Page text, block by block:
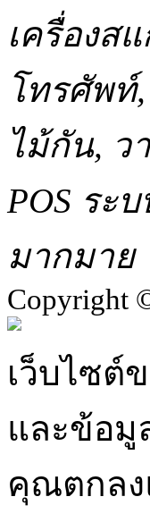
เครื่อง
โทรศัพท์,
ไม้กัน, ว
POS ระ
มากมาย
Copyright
เว็บไซต์
และข้อมู
คุณตกลง